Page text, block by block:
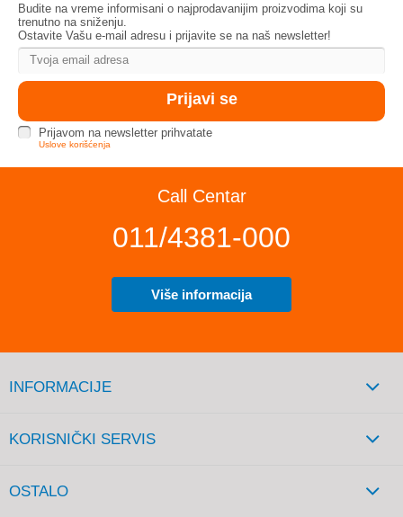
Budite na vreme informisani o najprodavanijim proizvodima koji su
trenutno na sniženju.
Ostavite Vašu e-mail adresu i prijavite se na naš newsletter!
Prijavom na newsletter prihvatate
Uslove korišćenja
Call Centar
011/4381-000
Više informacija
INFORMACIJE
KORISNIČKI SERVIS
OSTALO